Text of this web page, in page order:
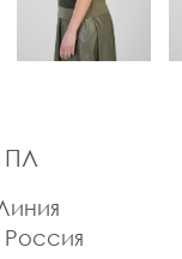
ПЛ
Россия